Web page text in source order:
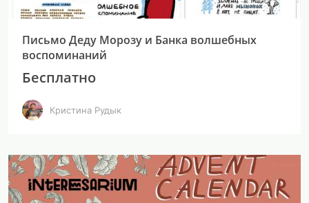
Письмо Деду Морозу и Банка волшебных
воспоминаний
Бесплатно
Кристина Рудык